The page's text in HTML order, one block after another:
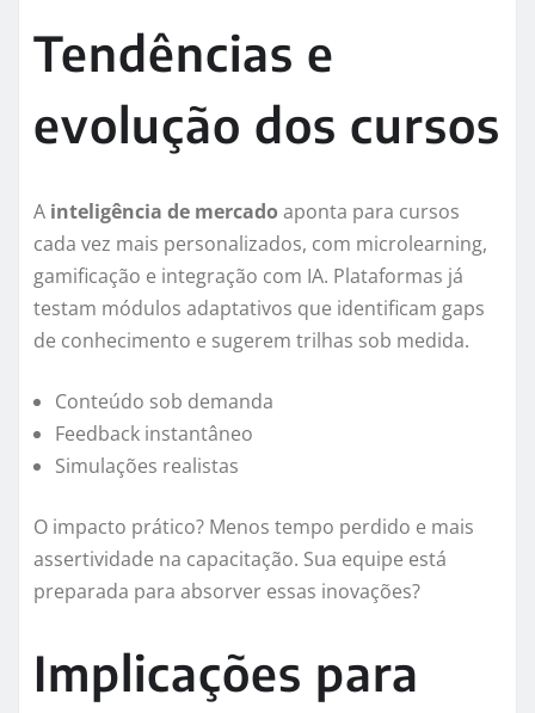
Tendências e
evolução dos cursos
A inteligência de mercado aponta para cursos
cada vez mais personalizados, com microlearning,
gamificação e integração com IA. Plataformas já
testam módulos adaptativos que identificam gaps
de conhecimento e sugerem trilhas sob medida.
Conteúdo sob demanda
Feedback instantâneo
Simulações realistas
O impacto prático? Menos tempo perdido e mais
assertividade na capacitação. Sua equipe está
preparada para absorver essas inovações?
Implicações para